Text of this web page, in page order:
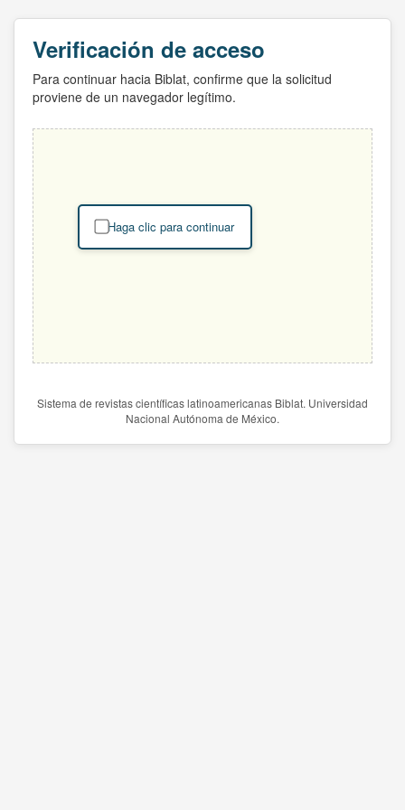
Verificación de acceso
Para continuar hacia Biblat, confirme que la solicitud
proviene de un navegador legítimo.
Haga clic para continuar
Sistema de revistas científicas latinoamericanas Biblat. Universidad
Nacional Autónoma de México.